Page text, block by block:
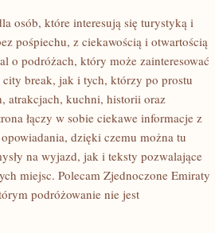
osób, które interesują się turystyką i
pośpiechu, z ciekawością i otwartością
o podróżach, który może zainteresować
break, jak i tych, którzy po prostu
atrakcjach, kuchni, historii oraz
łączy w sobie ciekawe informacje z
dzięki czemu można tu
na wyjazd, jak i teksty pozwalające
miejsc. Polecam Zjednoczone Emiraty
podróżowanie nie jest